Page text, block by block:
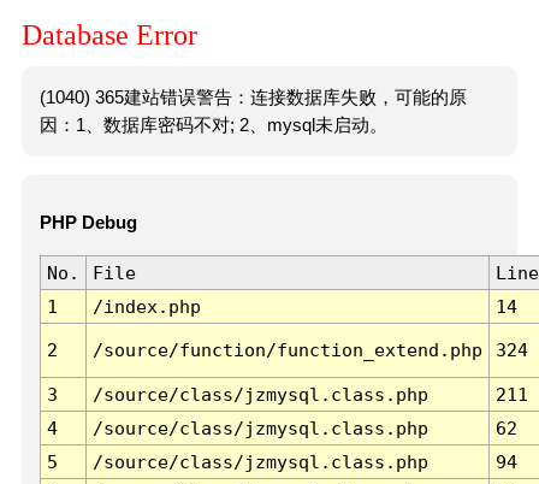
Database Error
(1040) 365建站错误警告：连接数据库失败，可能的原
因：1、数据库密码不对; 2、mysql未启动。
PHP Debug
No. File
Line
1
/index.php 14
2 /source/function/function_extend.php 324
3 /source/class/jzmysql.class.php
211
4
/source/class/jzmysql.class.php
62
5
/source/class/jzmysql.class.php
94